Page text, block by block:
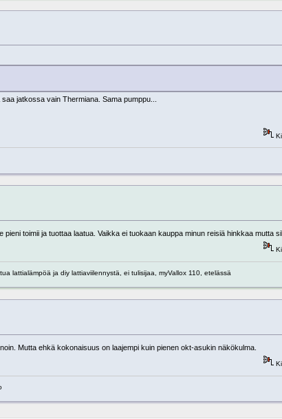
jatkossa vain Thermiana. Sama pumppu...
toimii ja tuottaa laatua. Vaikka ei tuokaan kauppa minun reisiä hinkkaa mutta
lattialämpöä ja diy lattiaviilennystä, ei tulisijaa, myVallox 110, etelässä
Mutta ehkä kokonaisuus on laajempi kuin pienen okt-asukin näkökulma.